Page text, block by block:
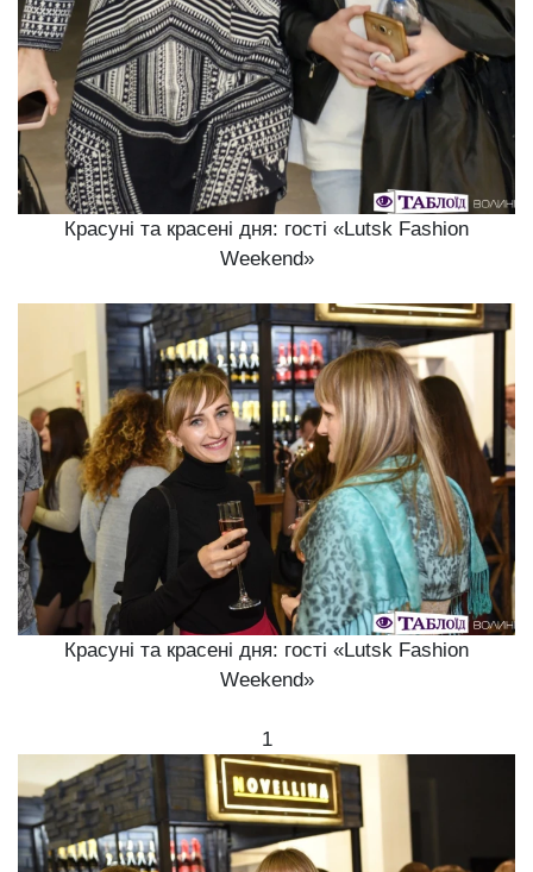
Красуні та красені дня: гості «Lutsk Fashion
Weekend»
Красуні та красені дня: гості «Lutsk Fashion
Weekend»
1